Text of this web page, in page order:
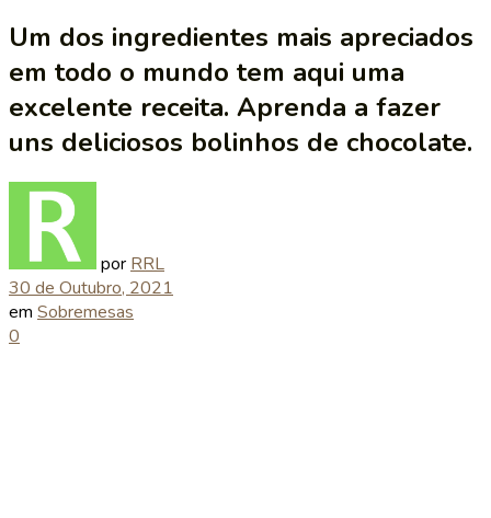
Um dos ingredientes mais apreciados
em todo o mundo tem aqui uma
excelente receita. Aprenda a fazer
uns deliciosos bolinhos de chocolate.
por RRL
30 de Outubro, 2021
em Sobremesas
0